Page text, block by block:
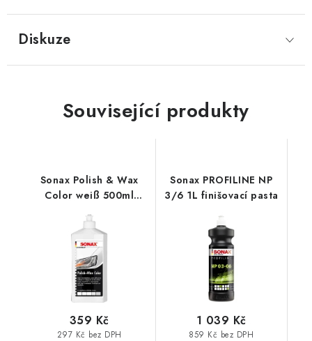
Diskuze
Související produkty
Sonax Polish & Wax
Color weiß 500ml
leštěnka s voskem
297 Kč bez DPH
359 Kč
Sonax PROFILINE NP
3/6 1L finišovací pasta
859 Kč bez DPH
1 039 Kč